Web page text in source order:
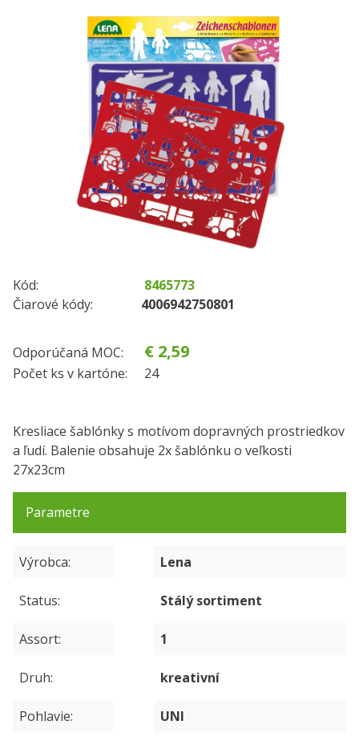
Kód:
8465773
Čiarové kódy:
4006942750801
Odporúčaná MOC: € 2,59
Počet ks v kartóne: 24
Kresliace šablónky s motívom dopravných prostriedkov
a ľudí. Balenie obsahuje 2x šablónku o veľkosti
27x23cm
Parametre
Výrobca Lena
Status Stálý sortiment
Assort 1
Druh kreativní
Pohlavie UNI